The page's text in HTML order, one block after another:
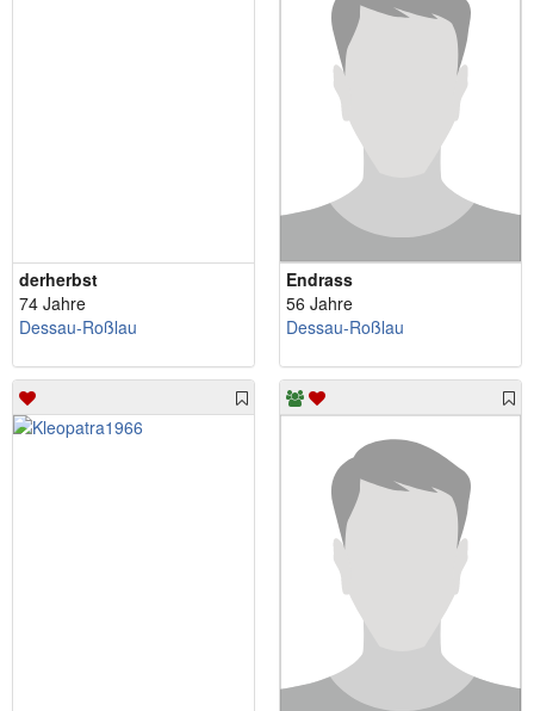
derherbst
74 Jahre
Dessau-Roßlau
Endrass
56 Jahre
Dessau-Roßlau